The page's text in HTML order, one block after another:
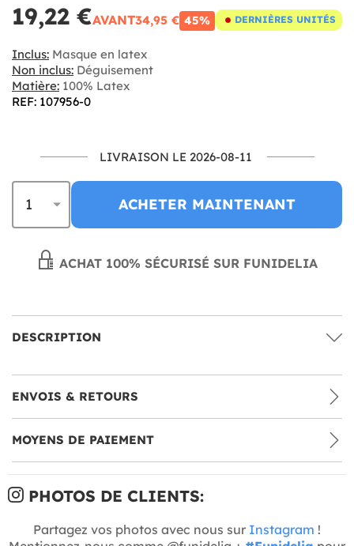
19,22 €AVANT34,95 € 45% DERNIÈRES UNITÉS
Inclus: Masque en latex
Non inclus: Déguisement
Matière: 100% Latex
REF: 107956-0
LIVRAISON LE 2026-08-11
ACHETER MAINTENANT
ACHAT 100% SÉCURISÉ SUR FUNIDELIA
DESCRIPTION
ENVOIS & RETOURS
MOYENS DE PAIEMENT
PHOTOS DE CLIENTS:
Partagez vos photos avec nous sur Instagram !